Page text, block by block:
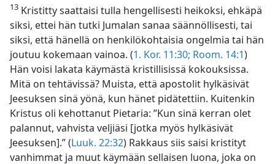
13 Kristitty saattaisi tulla hengellisesti heikoksi, ehkäpä
siksi, ettei hän tutki Jumalan sanaa säännöllisesti, tai
siksi, että hänellä on henkilökohtaisia ongelmia tai hän
joutuu kokemaan vainoa. (1. Kor. 11:30; Room. 14:1)
Hän voisi lakata käymästä kristillisissä kokouksissa.
Mitä on tehtävissä? Muista, että apostolit hylkäsivät
Jeesuksen sinä yönä, kun hänet pidätettiin. Kuitenkin
Kristus oli kehottanut Pietaria: ”Kun sinä kerran olet
palannut, vahvista veljiäsi [jotka myös hylkäsivät
Jeesuksen].” (Luuk. 22:32) Rakkaus siis saisi kristityt
vanhimmat ja muut käymään sellaisen luona, joka on